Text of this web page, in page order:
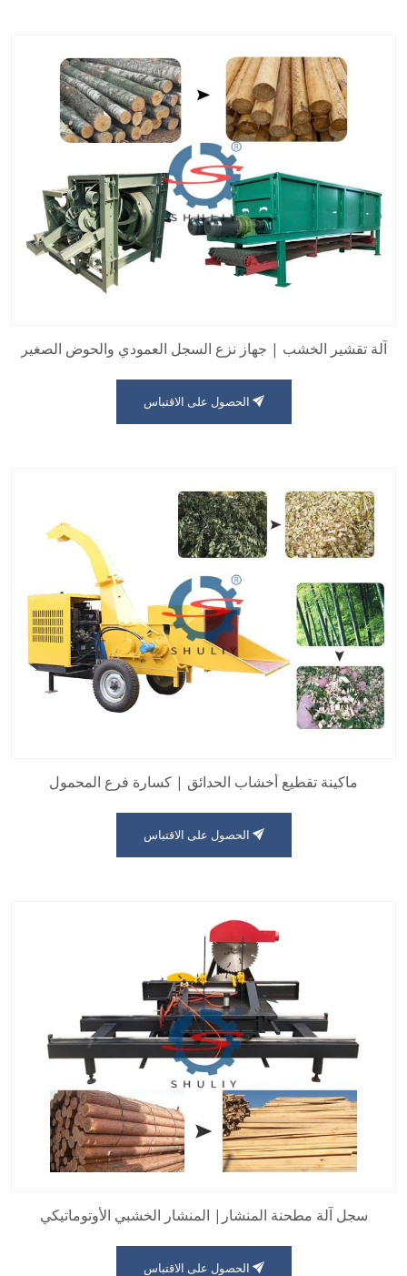
آلة تقشير الخشب | جهاز نزع السجل العمودي والحوض الصغير
الحصول على الاقتباس
ماكينة تقطيع أخشاب الحدائق | كسارة فرع المحمول
الحصول على الاقتباس
سجل آلة مطحنة المنشار| المنشار الخشبي الأوتوماتيكي
الحصول على الاقتباس